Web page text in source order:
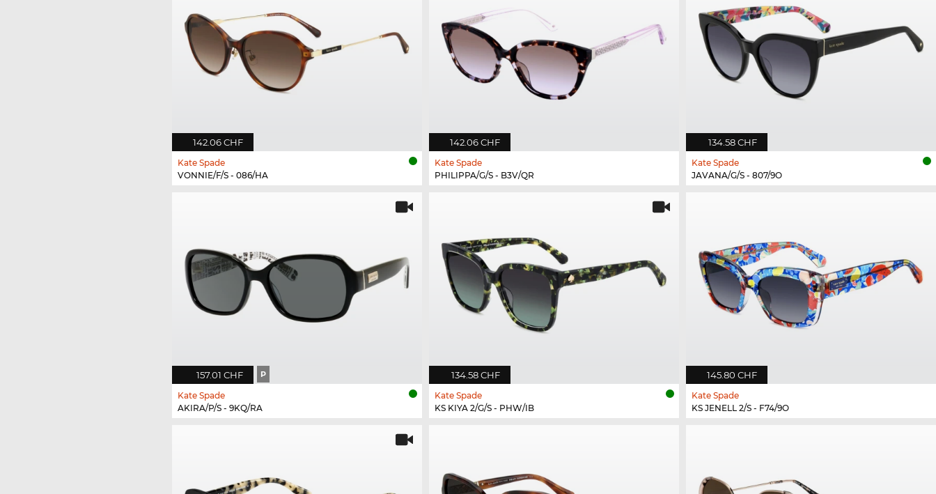
142.06 CHF
Kate Spade
VONNIE/F/S - 086/HA
142.06 CHF
Kate Spade
PHILIPPA/G/S - B3V/QR
134.58 CHF
Kate Spade
JAVANA/G/S - 807/9O
157.01 CHF P
Kate Spade
AKIRA/P/S - 9KQ/RA
134.58 CHF
Kate Spade
KS KIYA 2/G/S - PHW/IB
145.80 CHF
Kate Spade
KS JENELL 2/S - F74/9O